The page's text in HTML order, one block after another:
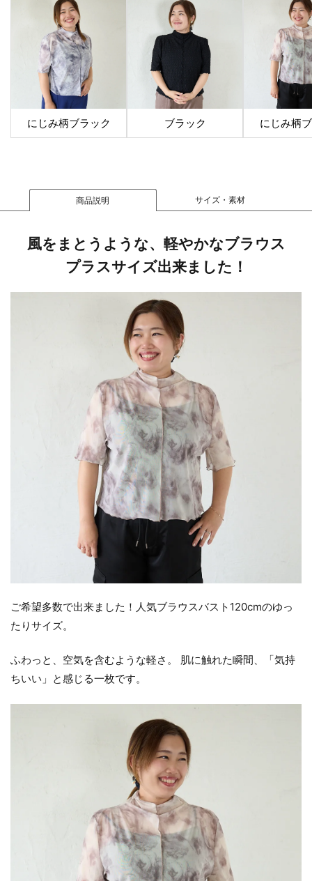
商品説明 サイズ・素材
風をまとうような、軽やかなブラウス
プラスサイズ出来ました！
ご希望多数で出来ました！人気ブラウスバスト120cmのゆっ
たりサイズ。
ふわっと、空気を含むような軽さ。 肌に触れた瞬間、「気持
ちいい」と感じる一枚です。
にじみ柄ブラック ブラック にじみ柄